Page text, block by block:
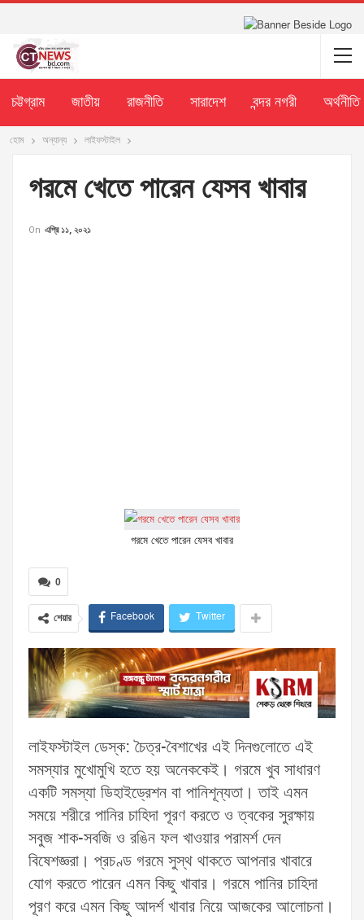
চট্টগ্রাম জাতীয় রাজনীতি সারাদেশ বন্দর নগরী অর্থনীতি
হোম অন্যান্য লাইফস্টাইল
গরমে খেতে পারেন যেসব খাবার
On এপ্রি ১১, ২০২১
গরমে খেতে পারেন যেসব খাবার
0
শেয়ার Facebook Twitter
লাইফস্টাইল ডেস্ক: চৈত্র-বৈশাখের এই দিনগুলোতে এই
সমস্যার মুখোমুখি হতে হয় অনেককেই। গরমে খুব সাধারণ
একটি সমস্যা ডিহাইড্রেশন বা পানিশূন্যতা। তাই এমন
সময়ে শরীরে পানির চাহিদা পূরণ করতে ও ত্বকের সুরক্ষায়
সবুজ শাক-সবজি ও রঙিন ফল খাওয়ার পরামর্শ দেন
বিষেশজ্ঞরা। প্রচণ্ড গরমে সুস্থ থাকতে আপনার খাবারে
যোগ করতে পারেন এমন কিছু খাবার। গরমে পানির চাহিদা
পূরণ করে এমন কিছু আদর্শ খাবার নিয়ে আজকের আলোচনা।